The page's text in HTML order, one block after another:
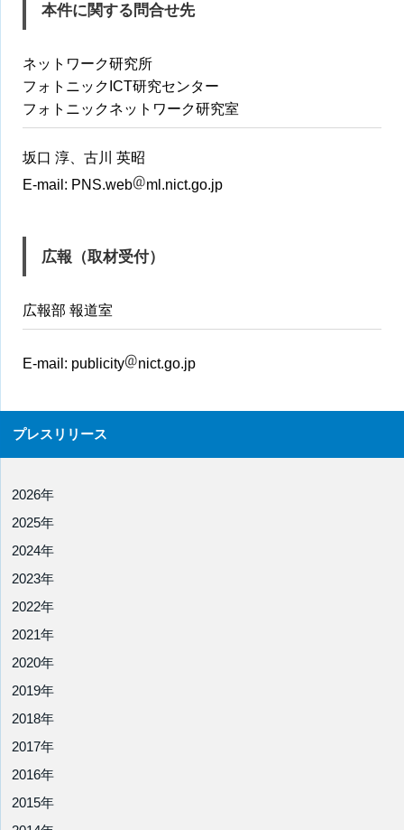
本件に関する問合せ先
ネットワーク研究所
フォトニックICT研究センター
フォトニックネットワーク研究室
坂口 淳、古川 英昭
E-mail: PNS.web ml.nict.go.jp
広報（取材受付）
広報部 報道室
E-mail: publicity nict.go.jp
プレスリリース
2026年
2025年
2024年
2023年
2022年
2021年
2020年
2019年
2018年
2017年
2016年
2015年